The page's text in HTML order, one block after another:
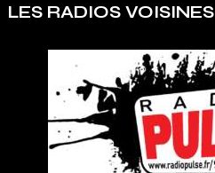
LES RADIOS VOISINES